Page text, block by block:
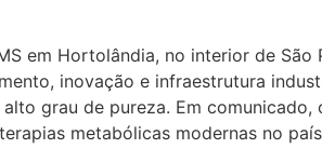
em Hortolândia, no interior de
inovação e infraestrutura
grau de pureza. Em
metabólicas modernas no